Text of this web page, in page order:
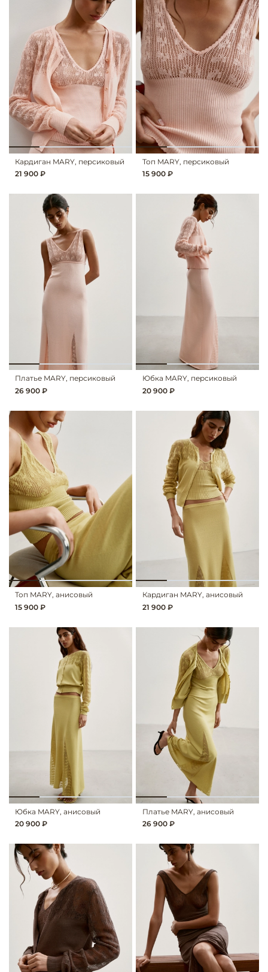
Кардиган MARY, персиковый
21 900 ₽
Топ MARY, персиковый
15 900 ₽
Платье MARY, персиковый
26 900 ₽
Юбка MARY, персиковый
20 900 ₽
Топ MARY, анисовый
15 900 ₽
Кардиган MARY, анисовый
21 900 ₽
Юбка MARY, анисовый
20 900 ₽
Платье MARY, анисовый
26 900 ₽